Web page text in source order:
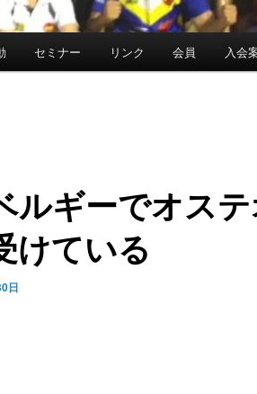
セミナー リンク 会員 入会
ルギーでオス
けている
日